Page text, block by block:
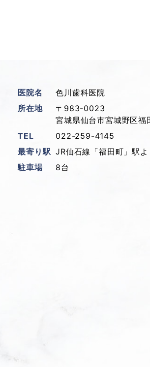
医院名
色川歯科医院
所在地
〒983-0023
宮城県仙台市宮城野区
TEL
022-259-4145
最寄り駅 JR仙石線「福田町」駅
駐車場
8台